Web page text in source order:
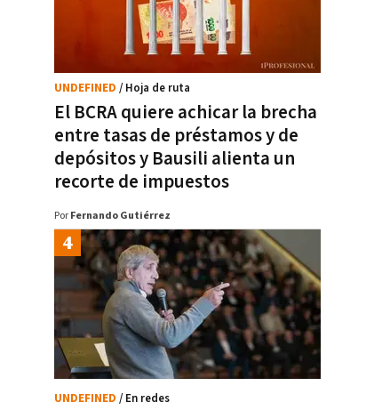
El BCRA quiere achicar la brecha
entre tasas de préstamos y de
depósitos y Bausili alienta un
recorte de impuestos
UNDEFINED / Hoja de ruta
Por Fernando Gutiérrez
UNDEFINED / En redes